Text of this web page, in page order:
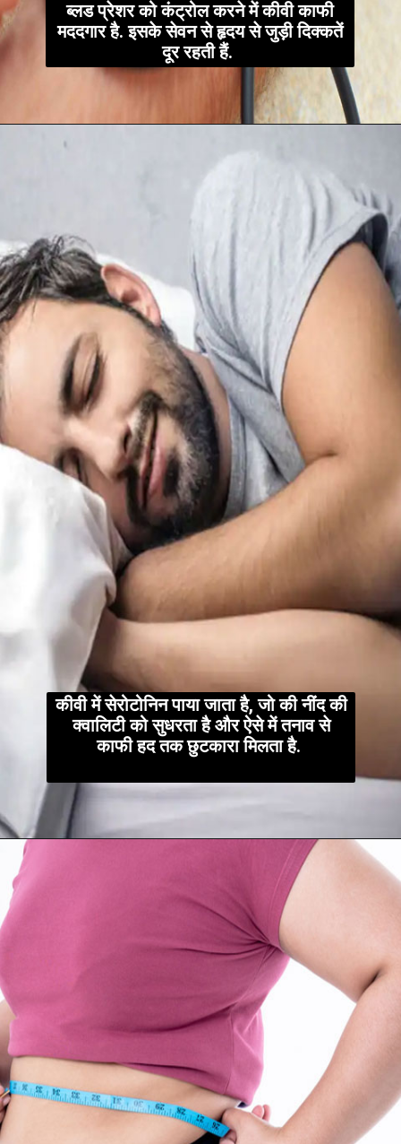
ब्लड प्रेशर को कंट्रोल करने में कीवी काफी
मददगार है. इसके सेवन से हृदय से जुड़ी दिक्कतें
दूर रहती हैं.
कीवी में सेरोटोनिन पाया जाता है, जो की नींद की
क्वालिटी को सुधरता है और ऐसे में तनाव से
काफी हद तक छुटकारा मिलता है.